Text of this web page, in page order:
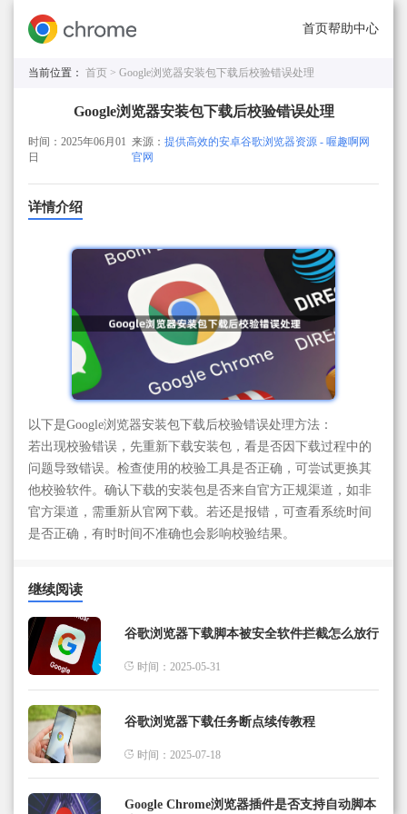
首页帮助中心
当前位置： 首页 > Google浏览器安装包下载后校验错误处理
Google浏览器安装包下载后校验错误处理
时间：2025年06月01
日
来源：提供高效的安卓谷歌浏览器资源 - 喔趣啊网
官网
详情介绍
以下是Google浏览器安装包下载后校验错误处理方法：
若出现校验错误，先重新下载安装包，看是否因下载过程中的
问题导致错误。检查使用的校验工具是否正确，可尝试更换其
他校验软件。确认下载的安装包是否来自官方正规渠道，如非
官方渠道，需重新从官网下载。若还是报错，可查看系统时间
是否正确，有时时间不准确也会影响校验结果。
继续阅读
谷歌浏览器下载脚本被安全软件拦截怎么放行
时间：2025-05-31
谷歌浏览器下载任务断点续传教程
时间：2025-07-18
Google Chrome浏览器插件是否支持自动脚本